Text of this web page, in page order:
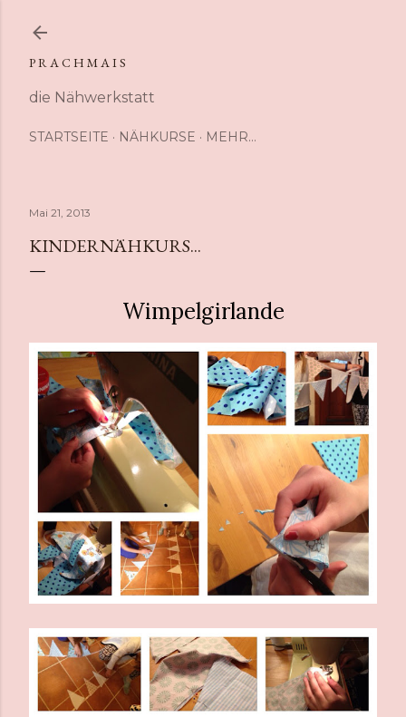
P R A C H M A I S
die Nähwerkstatt
STARTSEITE NÄHKURSE MEHR…
Mai 21, 2013
KINDERNÄHKURS...
Wimpelgirlande